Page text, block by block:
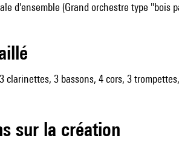
d'ensemble (Grand orchestre type "bois
clarinettes, 3 bassons, 4 cors, 3
sur la création